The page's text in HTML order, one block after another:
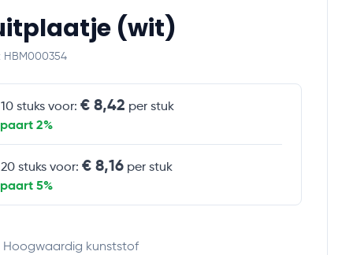
(wit)
HBM000354
stuks voor:€ 8,42 per stuk
2%
stuks voor:€ 8,16 per stuk
5%
Hoogwaardig kunststof